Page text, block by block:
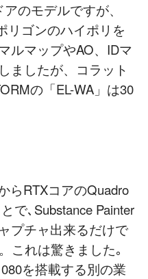
のモデルですが、
リゴンのハイポリを
ルマップやAO、IDマ
ましたが、コラット
の「EL-WA」は30
らRTXコアのQuadro
で､Substance Painter
プチャ出来るだけで
これは驚きました｡
を搭載する別の業